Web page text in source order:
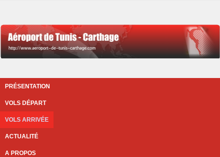
PRÉSENTATION
VOLS DÉPART
VOLS ARRIVÉE
ACTUALITÉ
A PROPOS